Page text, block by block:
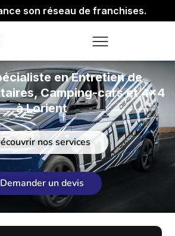
son réseau de franchises.
en Entretien de
Camping-cars et 4x4
à Lorient
nos services
Demander un devis